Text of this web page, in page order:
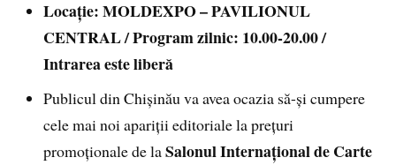
Locație: MOLDEXPO – PAVILIONUL
CENTRAL / Program zilnic: 10.00-20.00 /
Intrarea este liberă
Publicul din Chișinău va avea ocazia să-și cumpere
cele mai noi apariții editoriale la prețuri
promoționale de laSalonul Internațional de Carte